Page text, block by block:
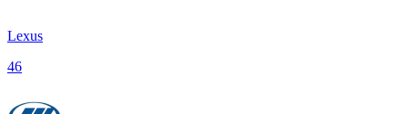
Lexus
46